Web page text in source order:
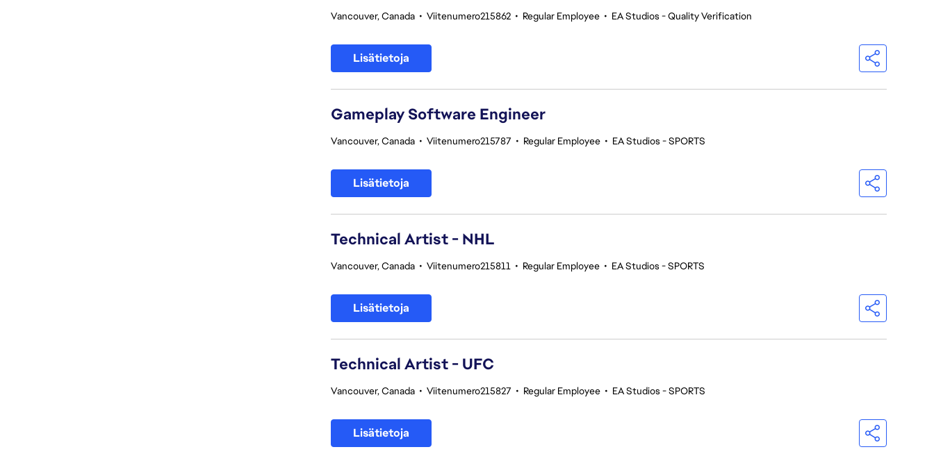
Vancouver, Canada • Viitenumero215862 • Regular Employee • EA Studios - Quality Verification
Lisätietoja
Gameplay Software Engineer
Vancouver, Canada • Viitenumero215787 • Regular Employee • EA Studios - SPORTS
Lisätietoja
Technical Artist - NHL
Vancouver, Canada • Viitenumero215811 • Regular Employee • EA Studios - SPORTS
Lisätietoja
Technical Artist - UFC
Vancouver, Canada • Viitenumero215827 • Regular Employee • EA Studios - SPORTS
Lisätietoja